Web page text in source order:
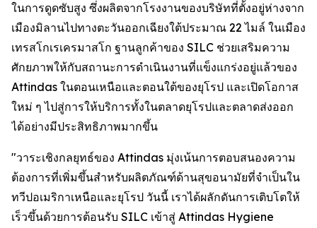
ในการดูดซับสูง ซึ่งผลิตจากโรงงานของบริษัทที่ตั้งอยู่ห่างจาก
เมืองมิลานไปทางตะวันออกเฉียงใต้ประมาณ 22 ไมล์ ในเมือง
เทรสโกเรเครมาสโก ฐานลูกค้าของ SILC ช่วยเสริมความ
ศักยภาพให้กับสถานะการดำเนินงานที่แข็งแกร่งอยู่แล้วของ
Attindas ในตอนเหนือและตอนใต้ของยุโรป และเปิดโอกาส
ใหม่ ๆ ไปสู่การให้บริการทั้งในตลาดยุโรปและตลาดส่งออก
ได้อย่างมีประสิทธิภาพมากขึ้น
"วาระเชิงกลยุทธ์ของ Attindas มุ่งเน้นการตอบสนองความ
ต้องการที่เพิ่มขึ้นสำหรับผลิตภัณฑ์ด้านสุขอนามัยที่จำเป็นใน
ทวีปอเมริกาเหนือและยุโรป วันนี้ เราได้ผลักดันการเติบโตให้
เร็วขึ้นด้วยการต้อนรับ SILC เข้าสู่ Attindas Hygiene